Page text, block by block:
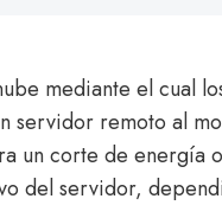
mediante el cual
servidor remoto al
un corte de energía
del servidor,